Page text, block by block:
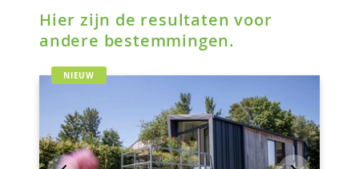
Hier zijn de resultaten voor
andere bestemmingen.